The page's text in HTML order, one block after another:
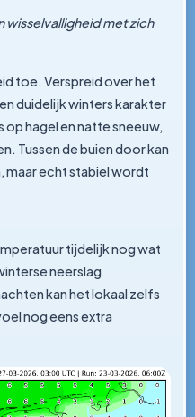
wisselvalligheid met zich
toe. Verspreid over het
duidelijk winters karakter
op hagel en natte sneeuw,
Tussen de buien door kan
maar echt stabiel wordt
tijdelijk nog wat
neerslag
kan het lokaal zelfs
nog eens extra